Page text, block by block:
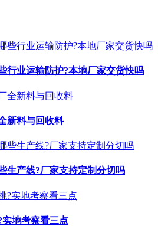
行业运输防护?本地厂家交货快吗
新料与回收料
生产线?厂家支持定制分切吗
地考察看三点